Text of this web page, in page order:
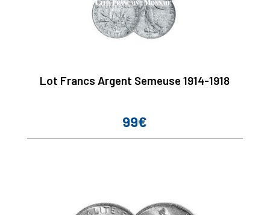
Lot Francs Argent Semeuse 1914-1918
Prix
99€